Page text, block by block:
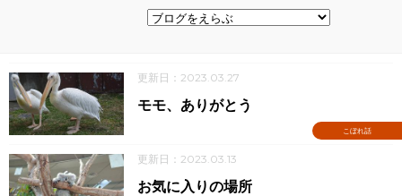
更新日：2023.03.27
こぼれ話
モモ、ありがとう
更新日：2023.03.13
お気に入りの場所